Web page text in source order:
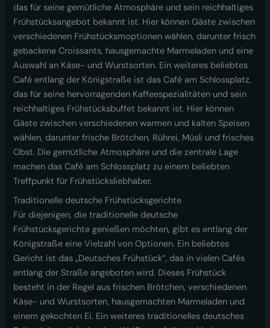
das für seine gemütliche Atmosphäre und sein reichhaltiges
Frühstücksangebot bekannt ist. Hier können Gäste zwischen
verschiedenen Frühstücksmoptionen wählen, darunter frisch
gebackene Croissants, hausgemachte Marmeladen und eine
Auswahl an Käse- und Wurstsorten. Ein weiteres beliebtes
Café entlang der Königstraße ist das Café am Schlossplatz,
das für seine hervorragenden Kaffeespezialitäten und sein
reichhaltiges Frühstücksbuffet bekannt ist. Hier können
Gäste zwischen verschiedenen warmen und kalten Speisen
wählen, darunter frische Brötchen, Rührei, Müsli und frisches
Obst. Die gemütliche Atmosphäre und die zentrale Lage
machen das Café am Schlossplatz zu einem beliebten
Treffpunkt für Frühstücksliebhaber.
Traditionelle deutsche Frühstücksgerichte
Für diejenigen, die traditionelle deutsche
Frühstücksgerichte genießen möchten, gibt es entlang der
Königstraße eine Vielzahl von Optionen. Ein beliebtes
Gericht ist das „Deutsches Frühstück“, das in vielen Cafés
entlang der Straße angeboten wird. Dieses Frühstück
besteht in der Regel aus frischen Brötchen, verschiedenen
Käse- und Wurstsorten, hausgemachten Marmeladen und
einem gekochten Ei. Ein weiteres traditionelles deutsches